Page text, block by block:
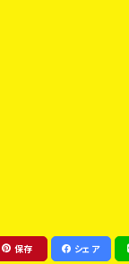
保存 シェア